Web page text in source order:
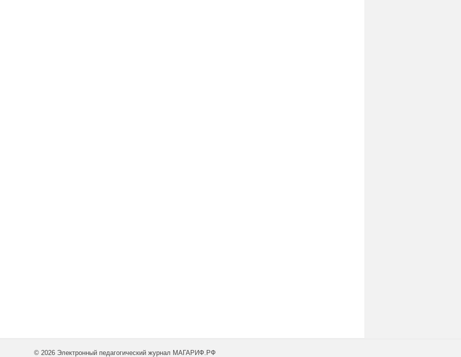
© 2026 Электронный педагогический журнал МАГАРИФ.РФ